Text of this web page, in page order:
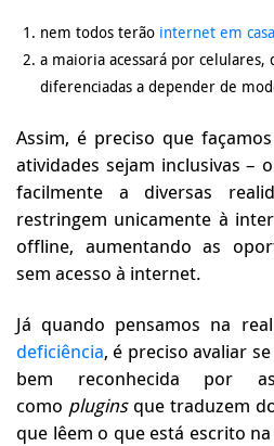
nem todos terão internet em
a maioria acessará por celulares,
diferenciadas a depender de
Assim, é preciso que
atividades sejam inclusivas –
facilmente a diversas
restringem unicamente à
offline, aumentando as
sem acesso à internet.
Já quando pensamos na
deficiência, é preciso avaliar
bem reconhecida por
como pluginsque traduzem
que lêem o que está escrito